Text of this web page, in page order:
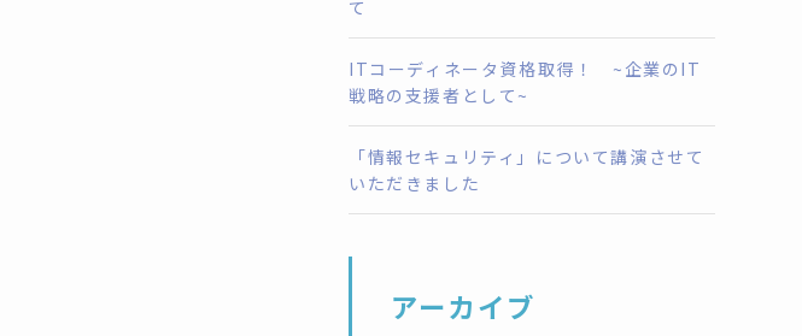
て
ITコーディネータ資格取得！ ~企業のIT
戦略の支援者として~
「情報セキュリティ」について講演させて
いただきました
アーカイブ